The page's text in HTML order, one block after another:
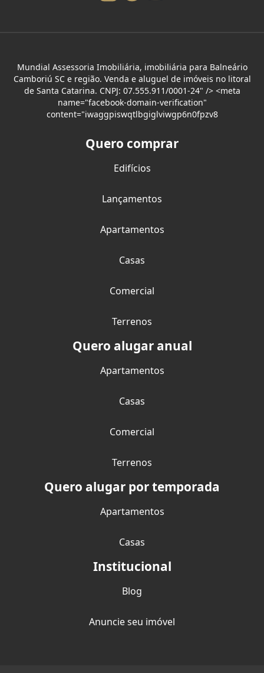
Mundial Assessoria Imobiliária, imobiliária para Balneário
Camboriú SC e região. Venda e aluguel de imóveis no litoral
de Santa Catarina. CNPJ: 07.555.911/0001-24" /> <meta
name="facebook-domain-verification"
content="iwaggpiswqtlbgiglviwgp6n0fpzv8
Quero comprar
Edifícios
Lançamentos
Apartamentos
Casas
Comercial
Terrenos
Quero alugar anual
Apartamentos
Casas
Comercial
Terrenos
Quero alugar por temporada
Apartamentos
Casas
Institucional
Blog
Anuncie seu imóvel